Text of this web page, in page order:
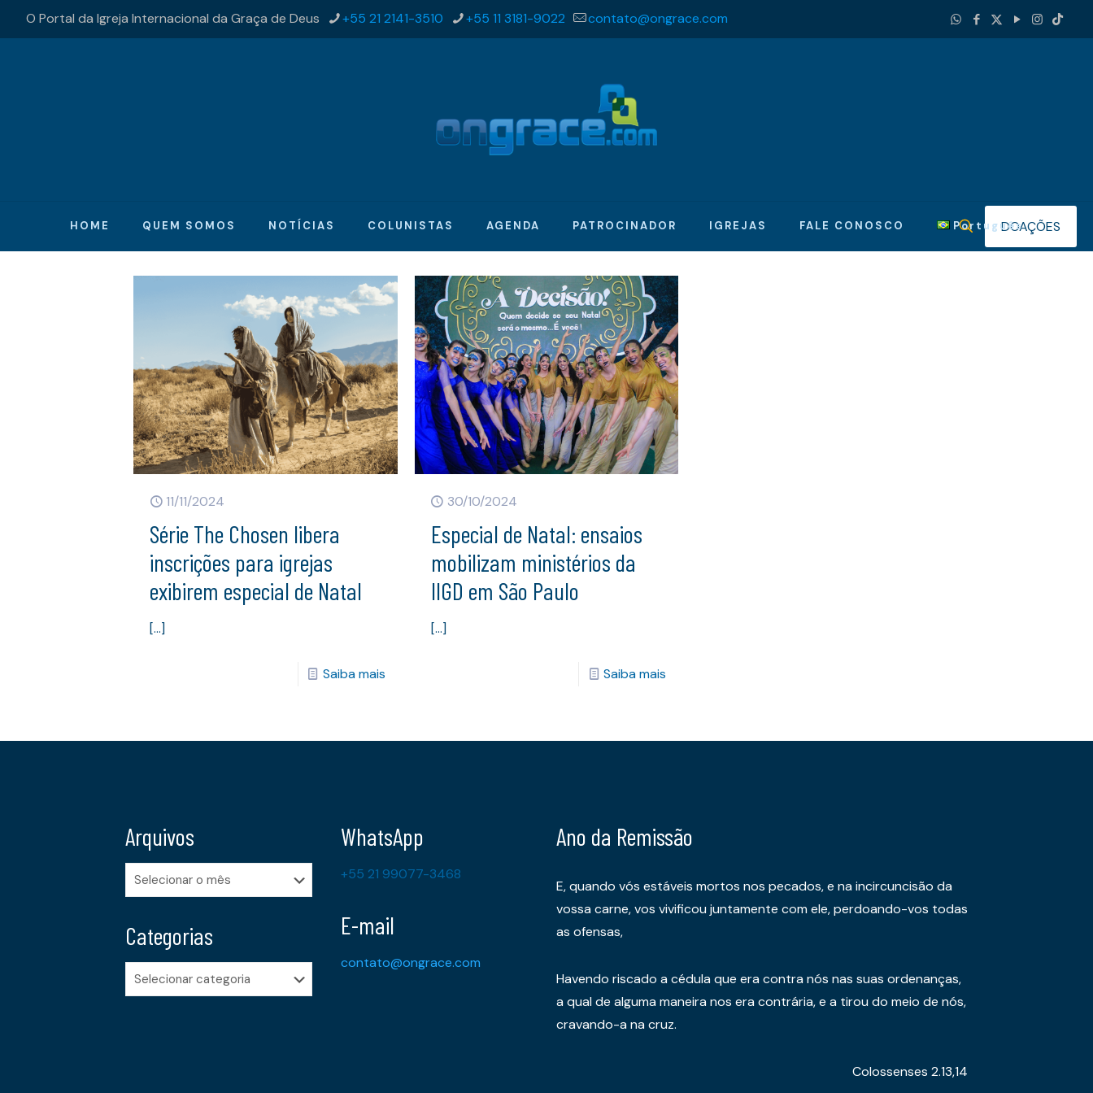
O Portal da Igreja Internacional da Graça de Deus +55 21 2141-3510 +55 11 3181-9022 contato@ongrace.com
HOME QUEM SOMOS NOTÍCIAS COLUNISTAS AGENDA PATROCINADOR IGREJAS FALE CONOSCO PortuguêsDOAÇÕES
11/11/2024
Série The Chosen libera
inscrições para igrejas
exibirem especial de Natal
[…]
Saiba mais
30/10/2024
Especial de Natal: ensaios
mobilizam ministérios da
IIGD em São Paulo
[…]
Saiba mais
Arquivos
Arquivos
Categorias
Categorias
WhatsApp
+55 21 99077-3468
E-mail
contato@ongrace.com
Ano da Remissão
E, quando vós estáveis mortos nos pecados, e na incircuncisão da
vossa carne, vos vivificou juntamente com ele, perdoando-vos todas
as ofensas,
Havendo riscado a cédula que era contra nós nas suas ordenanças,
a qual de alguma maneira nos era contrária, e a tirou do meio de nós,
cravando-a na cruz.
Colossenses 2.13,14